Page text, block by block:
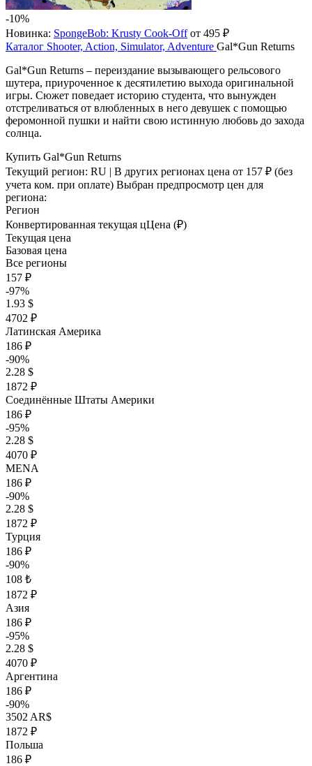
-10%
Новинка: SpongeBob: Krusty Cook-Offот 495 ₽
Каталог Shooter, Action, Simulator, Adventure Gal*Gun Returns
Gal*Gun Returns – переиздание вызывающего рельсового
шутера, приуроченное к десятилетию выхода оригинальной
игры. Сюжет поведает историю студента, что вынужден
отстреливаться от влюбленных в него девушек с помощью
феромонной пушки и найти свою истинную любовь до захода
солнца.
Купить Gal*Gun Returns
Текущий регион: RU | В других регионах цена от 157 ₽ (без
учета ком. при оплате) Выбран предпросмотр цен для
региона:
Регион
Конвертированная текущая цЦена (₽)
Текущая цена
Базовая цена
Все регионы
157 ₽
-97%
1.93 $
4702 ₽
Латинская Америка
186 ₽
-90%
2.28 $
1872 ₽
Соединённые Штаты Америки
186 ₽
-95%
2.28 $
4070 ₽
MENA
186 ₽
-90%
2.28 $
1872 ₽
Турция
186 ₽
-90%
108 ₺
1872 ₽
Азия
186 ₽
-95%
2.28 $
4070 ₽
Аргентина
186 ₽
-90%
3502 AR$
1872 ₽
Польша
186 ₽